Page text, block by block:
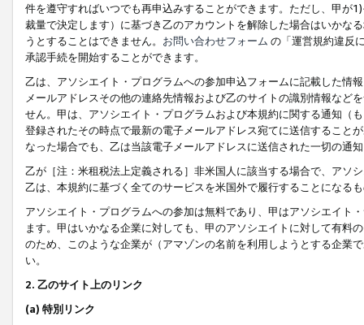
件を遵守すればいつでも再申込みすることができます。ただし、甲が
裁量で決定します）に基づき乙のアカウントを解除した場合はいかな
うとすることはできません。 お問い合わせフォーム の「運営規約違反
承認手続を開始することができます。
乙は、アソシエイト・プログラムへの参加申込フォームに記載した情
メールアドレスその他の連絡先情報および乙のサイトの識別情報など
せん。甲は、アソシエイト・プログラムおよび本規約に関する通知（
登録されたその時点で最新の電子メールアドレス宛てに送信すること
なった場合でも、乙は当該電子メールアドレスに送信された一切の通
乙が［注：米租税法上定義される］非米国人に該当する場合で、アソ
乙は、本規約に基づく全てのサービスを米国外で履行することになる
アソシエイト・プログラムへの参加は無料であり、甲はアソシエイト
ます。甲はいかなる企業に対しても、甲のアソシエイトに対して有料
のため、このような企業が（アマゾンの名前を利用しようとする企業
い。
2. 乙のサイト上のリンク
(a) 特別リンク